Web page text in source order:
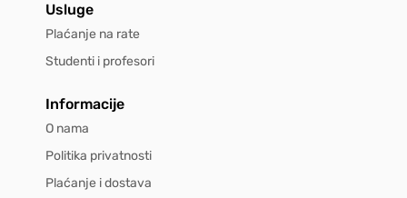
Usluge
Plaćanje na rate
Studenti i profesori
Informacije
O nama
Politika privatnosti
Plaćanje i dostava